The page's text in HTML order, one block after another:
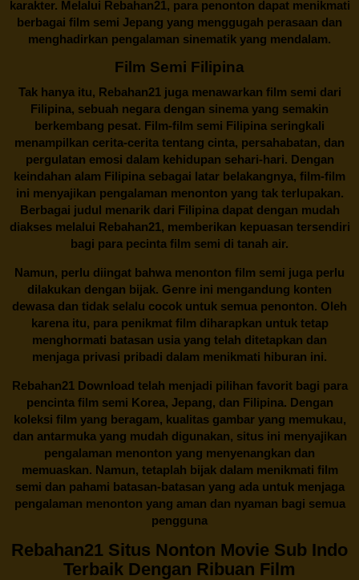
karakter. Melalui Rebahan21, para penonton dapat menikmati
berbagai film semi Jepang yang menggugah perasaan dan
menghadirkan pengalaman sinematik yang mendalam.
Film Semi Filipina
Tak hanya itu, Rebahan21juga menawarkan film semi dari
Filipina, sebuah negara dengan sinema yang semakin
berkembang pesat. Film-film semi Filipina seringkali
menampilkan cerita-cerita tentang cinta, persahabatan, dan
pergulatan emosi dalam kehidupan sehari-hari. Dengan
keindahan alam Filipina sebagai latar belakangnya, film-film
ini menyajikan pengalaman menonton yang tak terlupakan.
Berbagai judul menarik dari Filipina dapat dengan mudah
diakses melalui Rebahan21, memberikan kepuasan tersendiri
bagi para pecinta film semi di tanah air.
Namun, perlu diingat bahwa menonton film semi juga perlu
dilakukan dengan bijak. Genre ini mengandung konten
dewasa dan tidak selalu cocok untuk semua penonton. Oleh
karena itu, para penikmat film diharapkan untuk tetap
menghormati batasan usia yang telah ditetapkan dan
menjaga privasi pribadi dalam menikmati hiburan ini.
Rebahan21Download telah menjadi pilihan favorit bagi para
pencinta film semi Korea, Jepang, dan Filipina. Dengan
koleksi film yang beragam, kualitas gambar yang memukau,
dan antarmuka yang mudah digunakan, situs ini menyajikan
pengalaman menonton yang menyenangkan dan
memuaskan. Namun, tetaplah bijak dalam menikmati film
semi dan pahami batasan-batasan yang ada untuk menjaga
pengalaman menonton yang aman dan nyaman bagi semua
pengguna
Rebahan21 Situs Nonton Movie Sub Indo
Terbaik Dengan Ribuan Film